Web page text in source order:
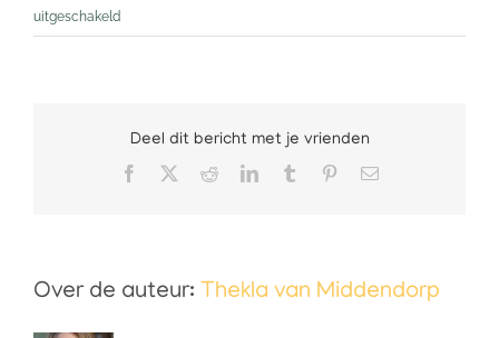
uitgeschakeld
Nieuwe
vanaf
september
Deel dit bericht met je vrienden
Facebook
RedditLinkedInTumblr Pinterest
E-
Over de auteur: Thekla van Middendorp